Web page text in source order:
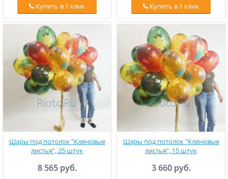
Купить в 1 клик Купить в 1 клик
Шары под потолок "Кленовые
листья", 25 штук
8 565 руб.
Шары под потолок "Кленовые
листья", 15 штук
3 660 руб.